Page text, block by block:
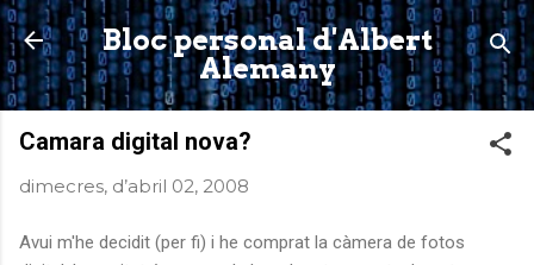
Salta al contingut principal
Bloc personal d'Albert
Alemany
Camara digital nova?
dimecres, d’abril 02, 2008
Avui m'he decidit (per fi) i he comprat la càmera de fotos